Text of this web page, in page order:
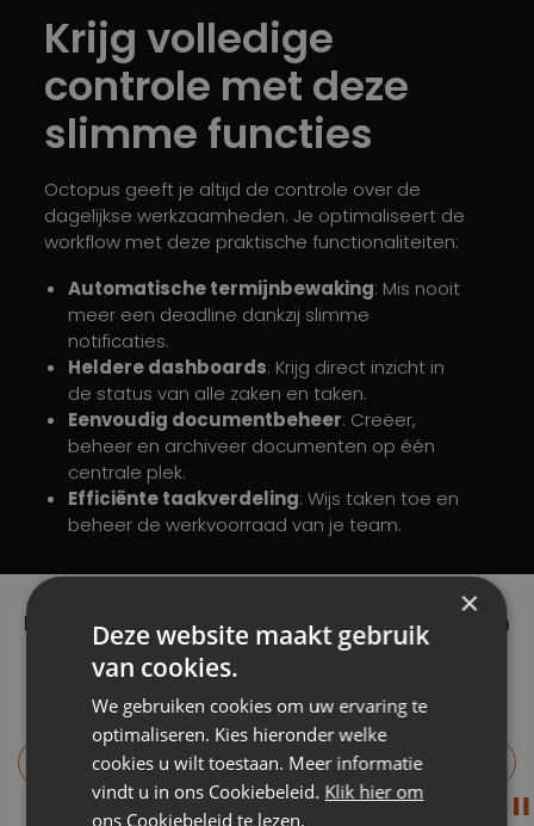
Krijg volledige
controle met deze
slimme functies
Octopus geeft je altijd de controle over de
dagelijkse werkzaamheden. Je optimaliseert de
workflow met deze praktische functionaliteiten:
Automatische termijnbewaking: Mis nooit
meer een deadline dankzij slimme
notificaties.
Heldere dashboards: Krijg direct inzicht in
de status van alle zaken en taken.
Eenvoudig documentbeheer: Creëer,
beheer en archiveer documenten op één
centrale plek.
Efficiënte taakverdeling: Wijs taken toe en
beheer de werkvoorraad van je team.
Deze organisaties hebben hun processen en
workflows op orde met Octopus
×
Deze website maakt gebruik
van cookies.
We gebruiken cookies om uw ervaring te
optimaliseren. Kies hieronder welke
cookies u wilt toestaan. Meer informatie
vindt u in ons Cookiebeleid. Klik hier om
ons Cookiebeleid te lezen.